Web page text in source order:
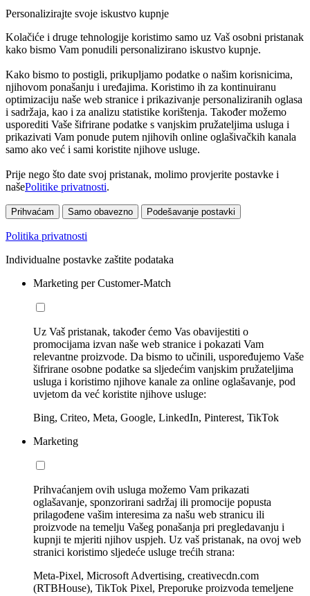
Personalizirajte svoje iskustvo kupnje
Kolačiće i druge tehnologije koristimo samo uz Vaš osobni pristanak
kako bismo Vam ponudili personalizirano iskustvo kupnje.
Kako bismo to postigli, prikupljamo podatke o našim korisnicima,
njihovom ponašanju i uređajima. Koristimo ih za kontinuiranu
optimizaciju naše web stranice i prikazivanje personaliziranih oglasa
i sadržaja, kao i za analizu statistike korištenja. Također možemo
usporediti Vaše šifrirane podatke s vanjskim pružateljima usluga i
prikazivati Vam ponude putem njihovih online oglašivačkih kanala
samo ako već i sami koristite njihove usluge.
Prije nego što date svoj pristanak, molimo provjerite postavke i
našePolitike privatnosti.
Prihvaćam Samo obavezno Podešavanje postavki
Politika privatnosti
Individualne postavke zaštite podataka
Marketing per Customer-Match
Uz Vaš pristanak, također ćemo Vas obavijestiti o
promocijama izvan naše web stranice i pokazati Vam
relevantne proizvode. Da bismo to učinili, uspoređujemo Vaše
šifrirane osobne podatke sa sljedećim vanjskim pružateljima
usluga i koristimo njihove kanale za online oglašavanje, pod
uvjetom da već koristite njihove usluge:
Bing, Criteo, Meta, Google, LinkedIn, Pinterest, TikTok
Marketing
Prihvaćanjem ovih usluga možemo Vam prikazati
oglašavanje, sponzorirani sadržaj ili promocije popusta
prilagođene vašim interesima za našu web stranicu ili
proizvode na temelju Vašeg ponašanja pri pregledavanju i
kupnji te mjeriti njihov uspjeh. Uz vaš pristanak, na ovoj web
stranici koristimo sljedeće usluge trećih strana:
Meta-Pixel, Microsoft Advertising, creativecdn.com
(RTBHouse), TikTok Pixel, Preporuke proizvoda temeljene